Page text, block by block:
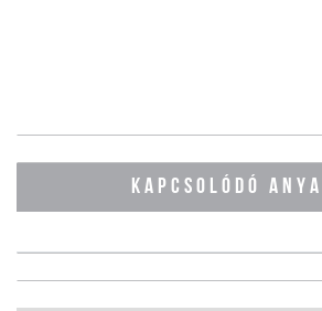
KAPCSOLÓDÓ